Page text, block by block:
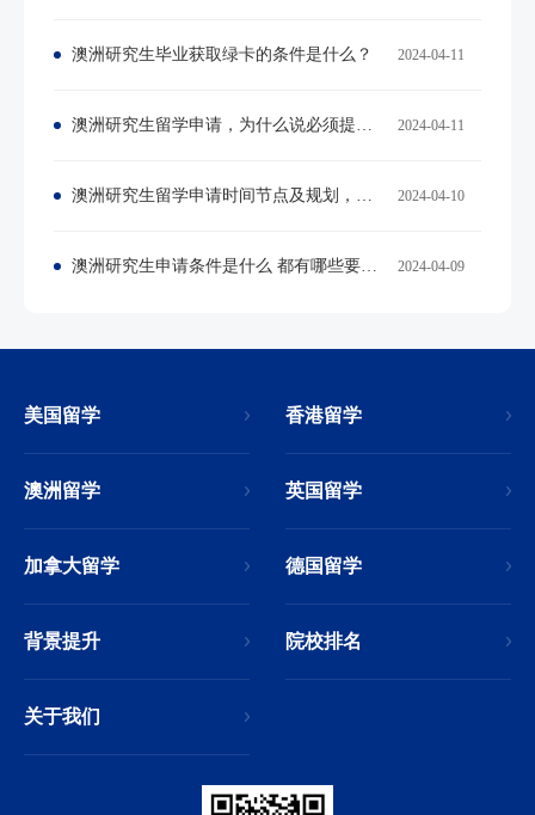
澳洲研究生毕业获取绿卡的条件是什么？ 2024-04-11
澳洲研究生留学申请，为什么说必须提前规划？ 2024-04-11
澳洲研究生留学申请时间节点及规划，如何提高成功率 2024-04-10
澳洲研究生申请条件是什么 都有哪些要求？ 2024-04-09
美国留学 香港留学
澳洲留学 英国留学
加拿大留学 德国留学
背景提升 院校排名
关于我们